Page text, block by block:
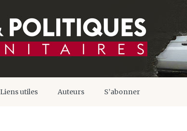
Liens utiles Auteurs S’abonner